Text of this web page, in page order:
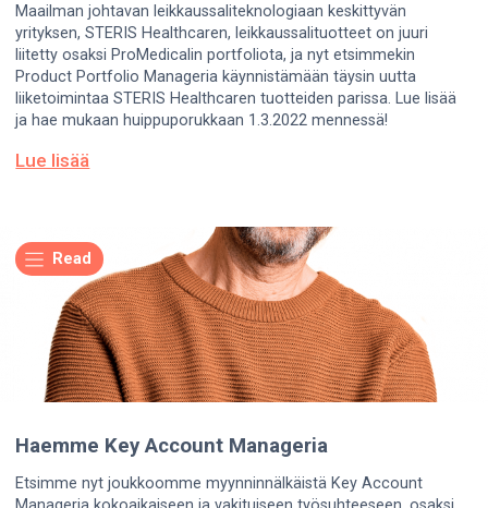
Maailman johtavan leikkaussaliteknologiaan keskittyvän
yrityksen, STERIS Healthcaren, leikkaussalituotteet on juuri
liitetty osaksi ProMedicalin portfoliota, ja nyt etsimmekin
Product Portfolio Manageria käynnistämään täysin uutta
liiketoimintaa STERIS Healthcaren tuotteiden parissa. Lue lisää
ja hae mukaan huippuporukkaan 1.3.2022 mennessä!
Lue lisää
Read
Haemme Key Account Manageria
Etsimme nyt joukkoomme myynninnälkäistä Key Account